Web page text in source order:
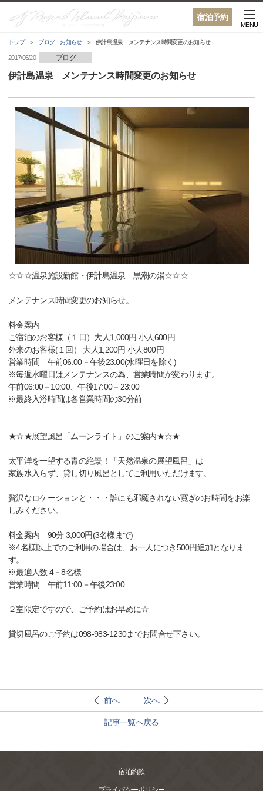
宿泊予約
MENU
トップ ブログ・お知らせ 伊計島温泉 メンテナンス時間変更のお知らせ
2017/05/20 ブログ
伊計島温泉 メンテナンス時間変更のお知らせ
☆☆☆温泉施設新館・伊計島温泉 黒潮の湯☆☆☆
メンテナンス時間変更のお知らせ。
料金案内
ご宿泊のお客様（１日）大人1,000円 小人600円
外来のお客様(１回） 大人1,200円 小人800円
営業時間 午前06:00－午後23:00(水曜日を除く)
※毎週水曜日はメンテナンスの為、営業時間が変わります。
午前06:00－10:00、午後17:00－23:00
※最終入浴時間は各営業時間の30分前
★☆★展望風呂「ムーンライト」のご案内★☆★
太平洋を一望する青の絶景！「天然温泉の展望風呂」は
家族水入らず、貸し切り風呂としてご利用いただけます。
贅沢なロケーションと・・・誰にも邪魔されない寛ぎのお時間をお楽
しみください。
料金案内 90分 3,000円(3名様まで)
※4名様以上でのご利用の場合は、お一人につき500円追加となりま
す。
※最適人数 4－8名様
営業時間 午前11:00－午後23:00
２室限定ですので、ご予約はお早めに☆
貸切風呂のご予約は098-983-1230までお問合せ下さい。
前へ 次へ
記事一覧へ戻る
宿泊約款